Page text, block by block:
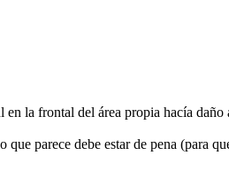
la frontal del área propia hacía
parece debe estar de pena (para